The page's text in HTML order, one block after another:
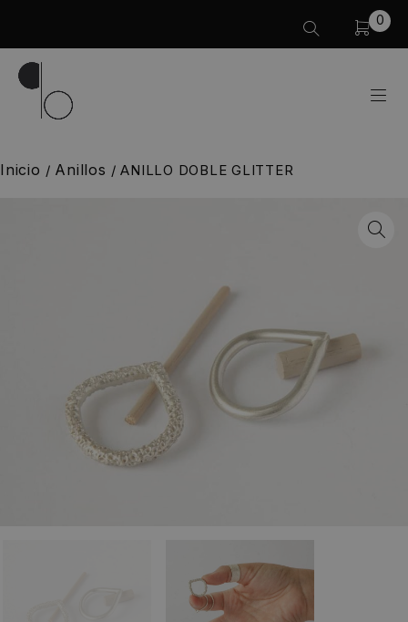
0
Inicio / Anillos / ANILLO DOBLE GLITTER